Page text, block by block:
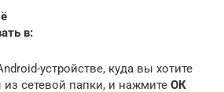
в:
устройстве, куда вы хотите
сетевой папки, и нажмите ОК